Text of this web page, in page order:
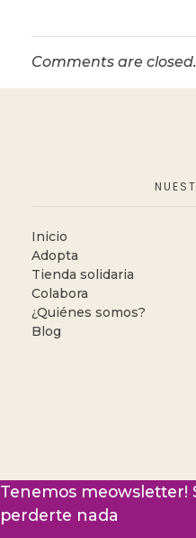
Comments are closed.
Inicio
Adopta
Tienda solidaria
Colabora
¿Quiénes somos?
Blog
Tenemos meowsletter!
perderte nada